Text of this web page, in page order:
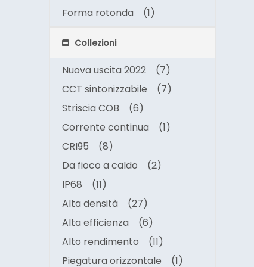
Forma rotonda
(1)
Collezioni
Nuova uscita 2022
(7)
CCT sintonizzabile
(7)
Striscia COB
(6)
Corrente continua
(1)
CRI95
(8)
Da fioco a caldo
(2)
IP68
(11)
Alta densità
(27)
Alta efficienza
(6)
Alto rendimento
(11)
Piegatura orizzontale
(1)